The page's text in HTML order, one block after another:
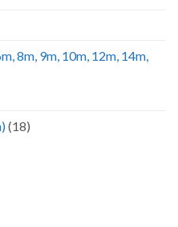
8m, 9m, 10m, 12m, 14m,
(18)